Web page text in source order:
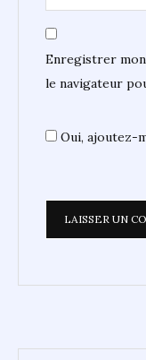
Enregistrer
le navigateur
Oui, ajoutez-